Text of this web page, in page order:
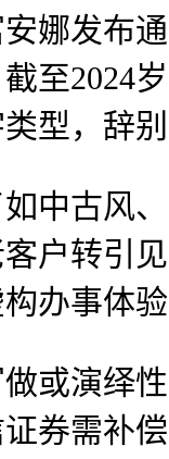
发布通
至2024
型，辞别
古风、
户转引
办事体
演绎性
券需补